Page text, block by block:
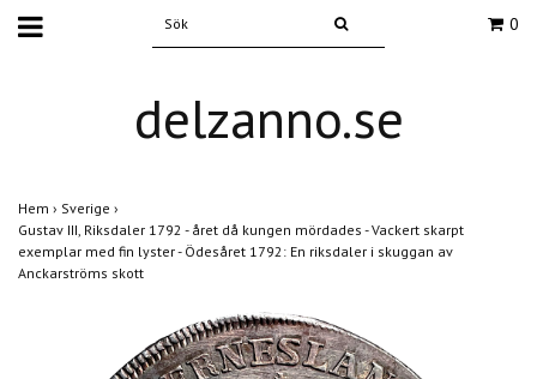
0
delzanno.se
Hem › Sverige ›
Gustav III, Riksdaler 1792 - året då kungen mördades - Vackert skarpt
exemplar med fin lyster - Ödesåret 1792: En riksdaler i skuggan av
Anckarströms skott